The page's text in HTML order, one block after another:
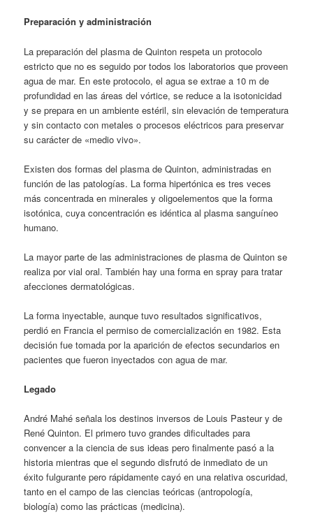
Preparación y administración
La preparación del plasma de Quinton respeta un protocolo
estricto que no es seguido por todos los laboratorios que proveen
agua de mar. En este protocolo, el agua se extrae a 10 m de
profundidad en las áreas del vórtice, se reduce a la isotonicidad
y se prepara en un ambiente estéril, sin elevación de temperatura
y sin contacto con metales o procesos eléctricos para preservar
su carácter de «medio vivo».
Existen dos formas del plasma de Quinton, administradas en
función de las patologías. La forma hipertónica es tres veces
más concentrada en minerales y oligoelementos que la forma
isotónica, cuya concentración es idéntica al plasma sanguíneo
humano.
La mayor parte de las administraciones de plasma de Quinton se
realiza por vial oral. También hay una forma en spray para tratar
afecciones dermatológicas.
La forma inyectable, aunque tuvo resultados significativos,
perdió en Francia el permiso de comercialización en 1982. Esta
decisión fue tomada por la aparición de efectos secundarios en
pacientes que fueron inyectados con agua de mar.
Legado
André Mahé señala los destinos inversos de Louis Pasteur y de
René Quinton. El primero tuvo grandes dificultades para
convencer a la ciencia de sus ideas pero finalmente pasó a la
historia mientras que el segundo disfrutó de inmediato de un
éxito fulgurante pero rápidamente cayó en una relativa oscuridad,
tanto en el campo de las ciencias teóricas (antropología,
biología) como las prácticas (medicina).